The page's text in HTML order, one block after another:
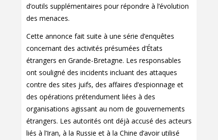
d’outils supplémentaires pour répondre à l’évolution
des menaces.
Cette annonce fait suite à une série d’enquêtes
concernant des activités présumées d’États
étrangers en Grande-Bretagne. Les responsables
ont souligné des incidents incluant des attaques
contre des sites juifs, des affaires d’espionnage et
des opérations prétendument liées à des
organisations agissant au nom de gouvernements
étrangers. Les autorités ont déjà accusé des acteurs
liés à l’Iran, à la Russie et à la Chine d’avoir utilisé